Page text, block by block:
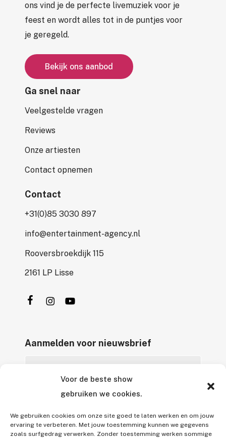
Voor de beste show
gebruiken we cookies.
We gebruiken cookies om onze site goed te laten werken en om jouw
ervaring te verbeteren. Met jouw toestemming kunnen we gegevens
zoals surfgedrag verwerken. Zonder toestemming werken sommige
ons vind je de perfecte livemuziek voor je
feest en wordt alles tot in de puntjes voor
je geregeld.
Bekijk ons aanbod
Ga snel naar
Veelgestelde vragen
Reviews
Onze artiesten
Contact opnemen
Contact
+31(0)85 3030 897
info@entertainment-agency.nl
Rooversbroekdijk 115
2161 LP Lisse
Aanmelden voor nieuwsbrief
Alle rechten voorbehouden © 2026 Entertainment Agency B.V.